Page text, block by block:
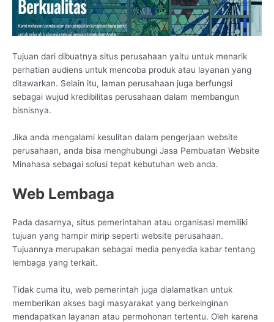
Tujuan dari dibuatnya situs perusahaan yaitu untuk menarik
perhatian audiens untuk mencoba produk atau layanan yang
ditawarkan. Selain itu, laman perusahaan juga berfungsi
sebagai wujud kredibilitas perusahaan dalam membangun
bisnisnya.
Jika anda mengalami kesulitan dalam pengerjaan website
perusahaan, anda bisa menghubungi Jasa Pembuatan Website
Minahasa sebagai solusi tepat kebutuhan web anda.
Web Lembaga
Pada dasarnya, situs pemerintahan atau organisasi memiliki
tujuan yang hampir mirip seperti website perusahaan.
Tujuannya merupakan sebagai media penyedia kabar tentang
lembaga yang terkait.
Tidak cuma itu, web pemerintah juga dialamatkan untuk
memberikan akses bagi masyarakat yang berkeinginan
mendapatkan layanan atau permohonan tertentu. Oleh karena